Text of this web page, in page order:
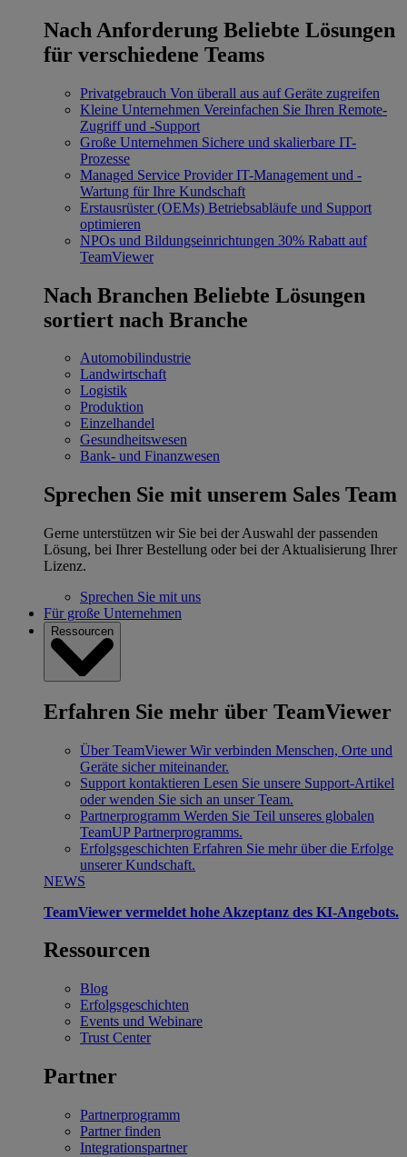
Nach Anforderung Beliebte Lösungen
für verschiedene Teams
Privatgebrauch Von überall aus auf Geräte zugreifen
Kleine Unternehmen Vereinfachen Sie Ihren Remote-
Zugriff und -Support
Große Unternehmen Sichere und skalierbare IT-
Prozesse
Managed Service Provider IT-Management und -
Wartung für Ihre Kundschaft
Erstausrüster (OEMs) Betriebsabläufe und Support
optimieren
NPOs und Bildungseinrichtungen 30% Rabatt auf
TeamViewer
Nach Branchen Beliebte Lösungen
sortiert nach Branche
Automobilindustrie
Landwirtschaft
Logistik
Produktion
Einzelhandel
Gesundheitswesen
Bank- und Finanzwesen
Sprechen Sie mit unserem Sales Team
Gerne unterstützen wir Sie bei der Auswahl der passenden
Lösung, bei Ihrer Bestellung oder bei der Aktualisierung Ihrer
Lizenz.
Sprechen Sie mit uns
Für große Unternehmen
Ressourcen
Erfahren Sie mehr über TeamViewer
Über TeamViewer Wir verbinden Menschen, Orte und
Geräte sicher miteinander.
Support kontaktieren Lesen Sie unsere Support-Artikel
oder wenden Sie sich an unser Team.
Partnerprogramm Werden Sie Teil unseres globalen
TeamUP Partnerprogramms.
Erfolgsgeschichten Erfahren Sie mehr über die Erfolge
unserer Kundschaft.
NEWS
TeamViewer vermeldet hohe Akzeptanz des KI-Angebots.
Ressourcen
Blog
Erfolgsgeschichten
Events und Webinare
Trust Center
Partner
Partnerprogramm
Partner finden
Integrationspartner